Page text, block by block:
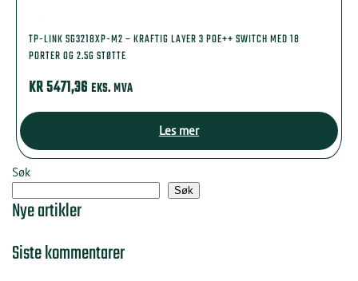
TP-LINK SG3218XP-M2 – KRAFTIG LAYER 3 POE++ SWITCH MED 18
PORTER OG 2.5G STØTTE
KR5471,36 EKS. MVA
Les mer
Søk
Søk
Nye artikler
Siste kommentarer